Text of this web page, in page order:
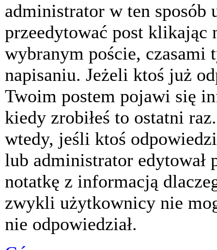
administrator w ten sposób
przeedytować post klikając
wybranym poście, czasami
napisaniu. Jeżeli ktoś już
Twoim postem pojawi się
kiedy zrobiłeś to ostatni
wtedy, jeśli ktoś
lub administrator edytował
notatkę z informacją
zwykli użytkownicy nie
nie odpowiedział.